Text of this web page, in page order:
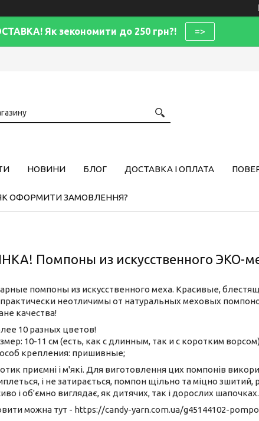
Як зекономити до 250 грн?! =>
НОВИНИ БЛОГ ДОСТАВКА І ОПЛАТА
ОФОРМИТИ ЗАМОВЛЕННЯ?
Помпоны из искусственного ЭКО-
помпоны из искусственного меха. Красивые,
неотличимы от натуральных меховых
качества!
10 разных цветов!
10-11 см (есть, как с длинным, так и с коротким
крепления: пришивные;
приємні і м'які. Для виготовлення цих помпонів
і не затирається, помпон щільно та міцно зшитий,
і об'ємно виглядає, як дитячих, так і дорослих шапочках.
можна тут - https://candy-yarn.com.ua/g45144102-